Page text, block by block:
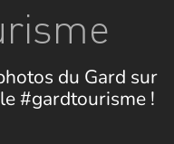
du Gard sur
#gardtourisme !